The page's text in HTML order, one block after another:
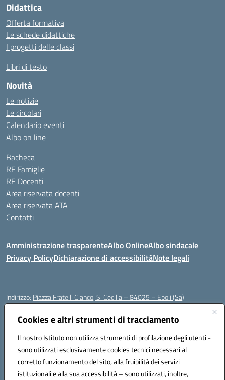
Cookies e altri strumenti di tracciamento
Il nostro Istituto non utilizza strumenti di profilazione degli utenti -
sono utilizzati esclusivamente cookies tecnici necessari al
corretto funzionamento del sito, alla fruibilità dei servizi
istituzionali e alla sua accessibilità – sono utilizzati, inoltre,
Didattica
Offerta formativa
Le schede didattiche
I progetti delle classi
Libri di testo
Novità
Le notizie
Le circolari
Calendario eventi
Albo on line
Bacheca
RE Famiglie
RE Docenti
Area riservata docenti
Area riservata ATA
Contatti
Amministrazione trasparenteAlbo OnlineAlbo sindacale
Privacy PolicyDichiarazione di accessibilitàNote legali
Indirizzo: Piazza Fratelli Cianco, S. Cecilia – 84025 – Eboli (Sa)
Centralino:
Posta elettronica certificata (PEC):saic81900c@pec.istruzione.it
Codice fiscale: 91028680659
Codice meccanografico:SAIC81900C
Codice Indice delle Pubbliche Amministrazioni (IPA): istsc_saic81900c
Codice unico di fatturazione (CUF): UFWGMO